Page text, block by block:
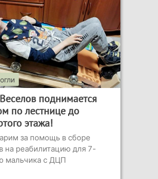
поднимается
по лестнице до
этажа!
за помощь в сборе
на реабилитацию для 7-
мальчика с ДЦП